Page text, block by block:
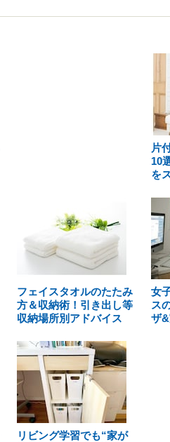
片
10
を
フェイスタオルのたたみ
方＆収納術！引き出し等
収納場所別アドバイス
女
ス
ザ
リビング学習でも“家が